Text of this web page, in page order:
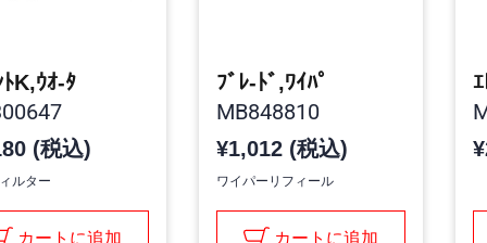
ﾄK,ｳｵ-ﾀ
(税込)
ルター
カートに追加
ﾌﾞﾚ-ﾄﾞ,ﾜｲﾊﾟ
MB848810
¥1,012 (税込)
ワイパーリフィール
カートに追加